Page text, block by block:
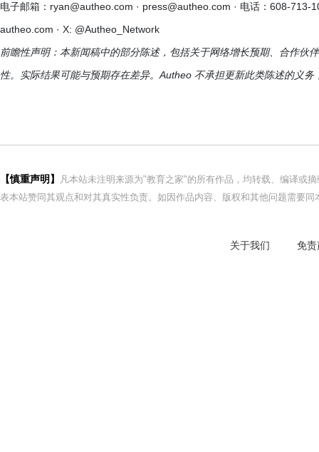
电子邮箱：ryan@autheo.com · press@autheo.com · 电话：608-713-
autheo.com · X: @Autheo_Network
前瞻性声明：本新闻稿中的部分陈述，包括关于网络增长预期、合作伙
性。实际结果可能与预期存在差异。Autheo 不承担更新此类陈述的义务
【慎重声明】
凡本站未注明来源为"教育之家"的所有作品，均转载、编译或
表本站赞同其观点和对其真实性负责。如因作品内容、版权和其他问题需要
关于我们 免责